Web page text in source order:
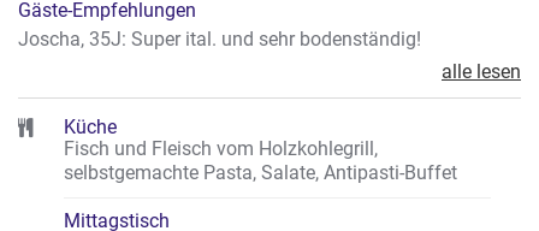
Gäste-Empfehlungen
Joscha, 35J: Super ital. und sehr bodenständig!
alle lesen
Küche
Fisch und Fleisch vom Holzkohlegrill,
selbstgemachte Pasta, Salate, Antipasti-Buffet
Mittagstisch